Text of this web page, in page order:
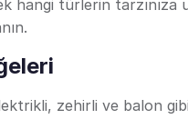
hangi türlerin tarzınıza
zehirli ve balon